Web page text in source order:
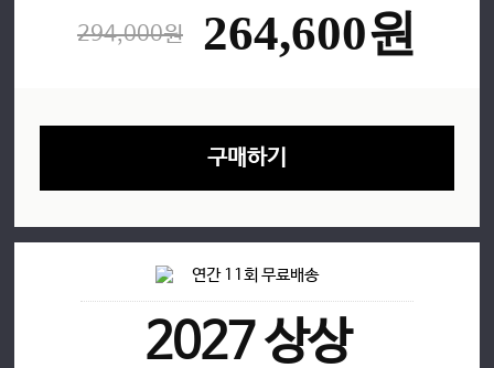
294,000원 264,600원
구매하기
2027 상상